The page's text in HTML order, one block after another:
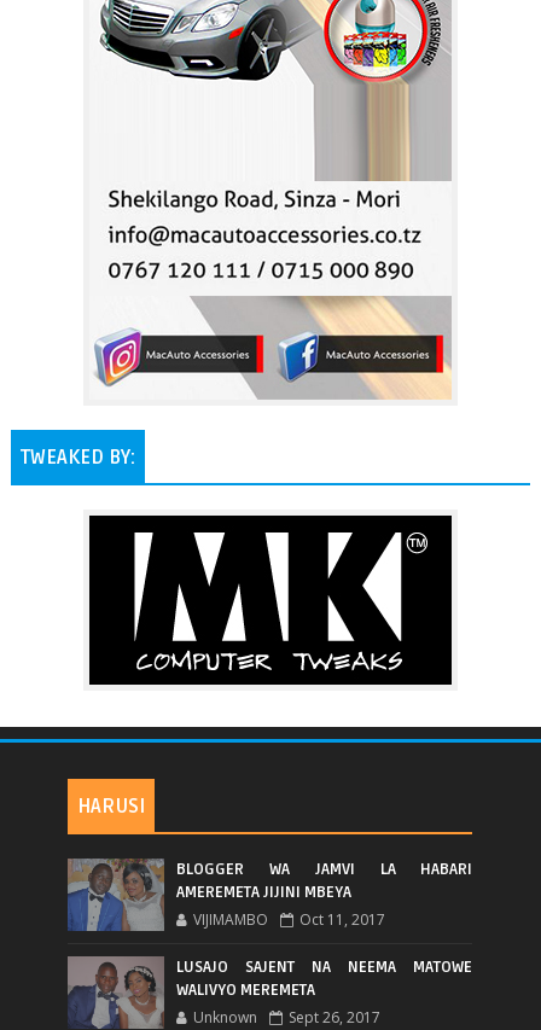
TWEAKED BY:
HARUSI
BLOGGER WA JAMVI LA HABARI
AMEREMETA JIJINI MBEYA
VIJIMAMBO Oct 11, 2017
LUSAJO SAJENT NA NEEMA MATOWE
WALIVYO MEREMETA
Unknown Sept 26, 2017